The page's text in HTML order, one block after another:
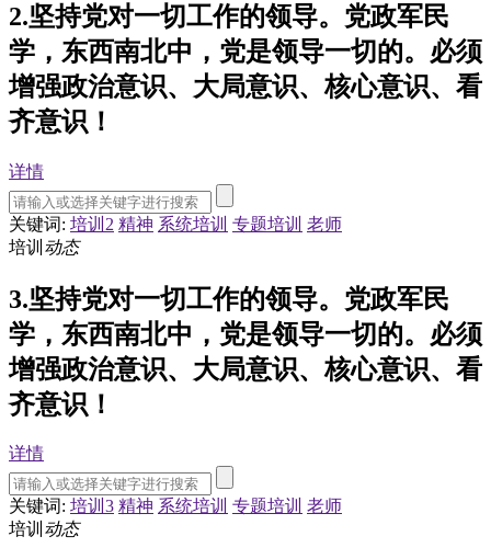
2.坚持党对一切工作的领导。党政军民
学，东西南北中，党是领导一切的。必须
增强政治意识、大局意识、核心意识、看
齐意识！
详情
关键词: 培训2 精神 系统培训 专题培训 老师
培训 动态
3.坚持党对一切工作的领导。党政军民
学，东西南北中，党是领导一切的。必须
增强政治意识、大局意识、核心意识、看
齐意识！
详情
关键词: 培训3 精神 系统培训 专题培训 老师
培训 动态